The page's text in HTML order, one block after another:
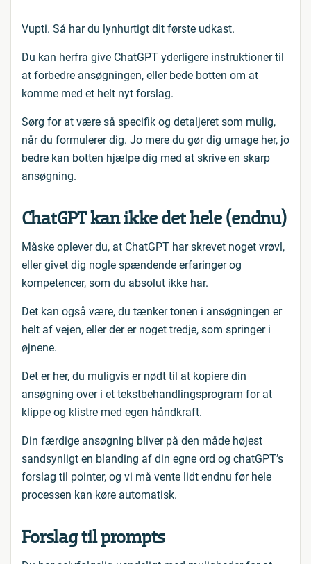
Vupti. Så har du lynhurtigt dit første udkast.
Du kan herfra give ChatGPT yderligere instruktioner til
at forbedre ansøgningen, eller bede botten om at
komme med et helt nyt forslag.
Sørg for at være så specifik og detaljeret som mulig,
når du formulerer dig. Jo mere du gør dig umage her, jo
bedre kan botten hjælpe dig med at skrive en skarp
ansøgning.
ChatGPT kan ikke det hele (endnu)
Måske oplever du, at ChatGPT har skrevet noget vrøvl,
eller givet dig nogle spændende erfaringer og
kompetencer, som du absolut ikke har.
Det kan også være, du tænker tonen i ansøgningen er
helt af vejen, eller der er noget tredje, som springer i
øjnene.
Det er her, du muligvis er nødt til at kopiere din
ansøgning over i et tekstbehandlingsprogram for at
klippe og klistre med egen håndkraft.
Din færdige ansøgning bliver på den måde højest
sandsynligt en blanding af din egne ord og chatGPT’s
forslag til pointer, og vi må vente lidt endnu før hele
processen kan køre automatisk.
Forslag til prompts